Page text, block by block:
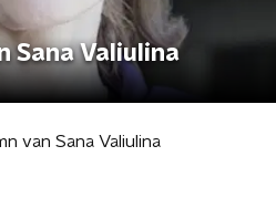
Sana Valiulina
van Sana Valiulina